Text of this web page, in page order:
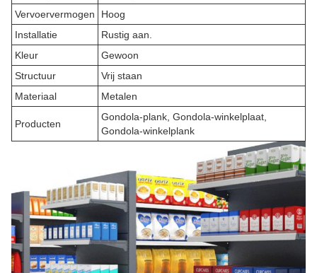
Vervoervermogen
Hoog
Installatie
Rustig aan.
Kleur
Gewoon
Structuur
Vrij staan
Materiaal
Metalen
Producten
Gondola-plank, Gondola-winkelplaat,
Gondola-winkelplank